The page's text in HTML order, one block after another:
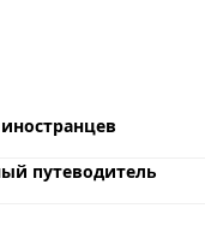
путеводитель